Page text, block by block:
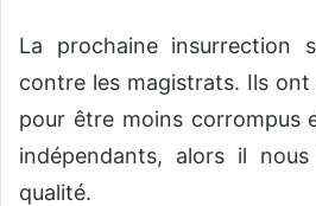
La prochaine insurrection
contre les magistrats. Ils ont
pour être moins corrompus
indépendants, alors il
qualité.